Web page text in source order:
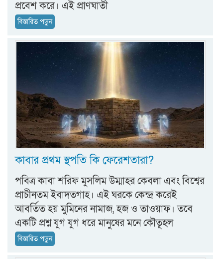
প্রবেশ করে। এই প্রাণঘাতী
বিস্তারিত পড়ুন
কাবার প্রথম স্থপতি কি ফেরেশতারা?
পবিত্র কাবা শরিফ মুসলিম উম্মাহর কেবলা এবং বিশ্বের
প্রাচীনতম ইবাদতগাহ। এই ঘরকে কেন্দ্র করেই
আবর্তিত হয় মুমিনের নামাজ, হজ ও তাওয়াফ। তবে
একটি প্রশ্ন যুগ যুগ ধরে মানুষের মনে কৌতূহল
বিস্তারিত পড়ুন